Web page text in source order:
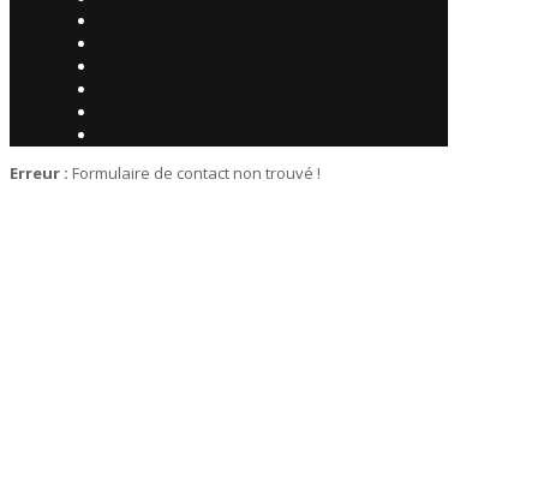
Erreur : Formulaire de contact non trouvé !